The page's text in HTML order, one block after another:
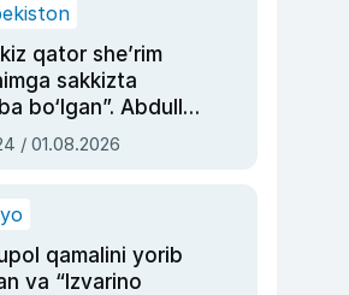
qator she’rim
sakkizta
bo‘lgan”. Abdulla
siyosiy
asrab
/ 01.08.2026
qamalini yorib
va “Izvarino